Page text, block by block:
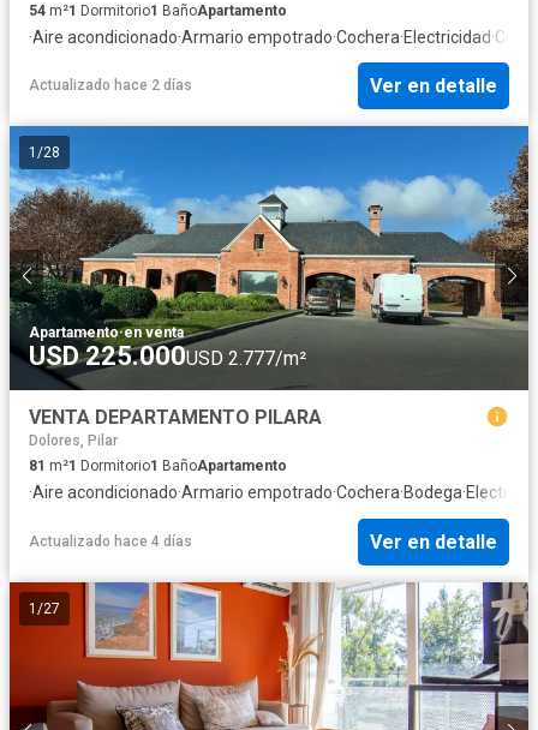
54 m²1 Dormitorio1 BañoApartamento
·Aire acondicionado·Armario empotrado·Cochera·Electricidad·
Actualizado hace 2 días Ver en detalle
1 /28
Apartamento·en venta
USD 225.000USD 2.777/m²
VENTA DEPARTAMENTO PILARA
Dolores, Pilar
81 m²1 Dormitorio1 BañoApartamento
·Aire acondicionado·Armario empotrado·Cochera·Bodega·
Actualizado hace 4 días Ver en detalle
1 /27